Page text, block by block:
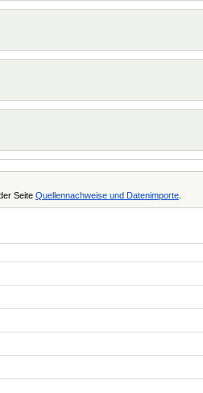
Seite Quellennachweise und Datenimporte